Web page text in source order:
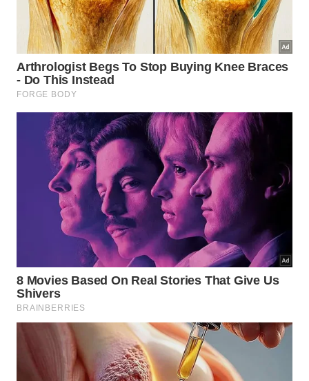
Abriu a lata, troque
de recipiente
A geladeira não resolve o
problema da lata aberta
O frio desacelera alterações, mas não torna
a lata aberta um pote seguro.